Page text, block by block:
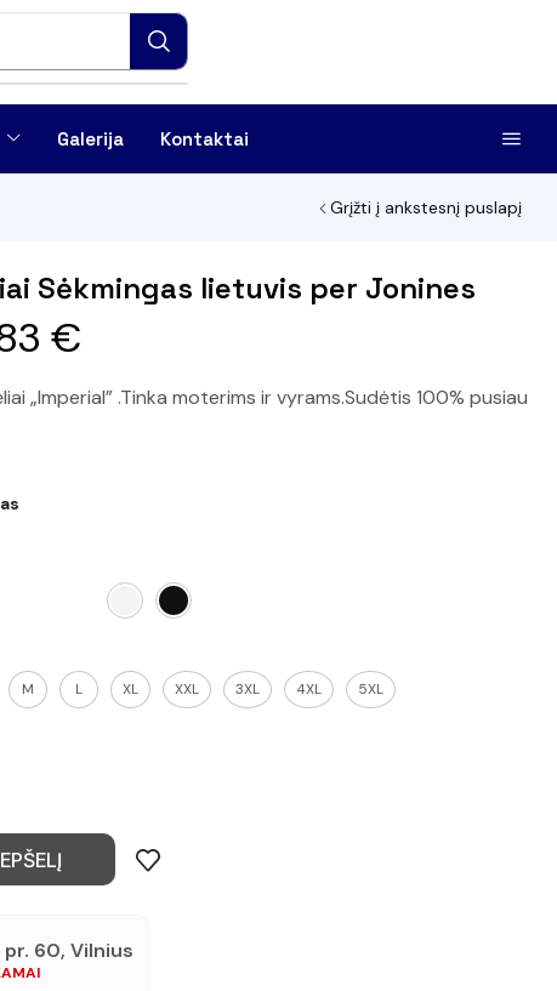
Galerija Kontaktai
Grįžti į ankstesnį puslapį
Sėkmingas lietuvis per Jonines
€
„Imperial” .Tinka moterims ir vyrams.Sudėtis 100% pusiau
M L XL XXL 3XL 4XL 5XL
pr. 60, Vilnius